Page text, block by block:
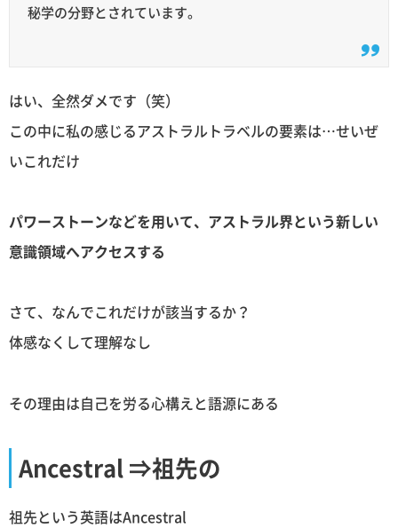
秘学の分野とされています。
はい、全然ダメです（笑）
この中に私の感じるアストラルトラベルの要素は…せいぜ
いこれだけ
パワーストーンなどを用いて、アストラル界という新しい
意識領域へアクセスする
さて、なんでこれだけが該当するか？
体感なくして理解なし
その理由は自己を労る心構えと語源にある
Ancestral ⇒祖先の
祖先という英語はAncestral